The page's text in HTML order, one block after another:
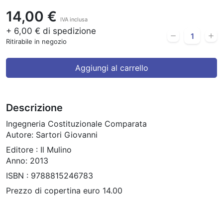
14,00 € IVA inclusa
+ 6,00 € di spedizione
Ritirabile in negozio
Aggiungi al carrello
Descrizione
Ingegneria Costituzionale Comparata
Autore: Sartori Giovanni
Editore : Il Mulino
Anno: 2013
ISBN : 9788815246783
Prezzo di copertina euro 14.00